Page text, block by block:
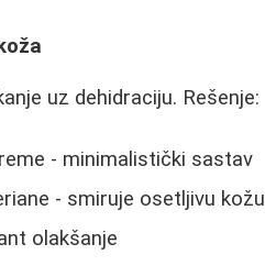
uz dehidraciju. Rešenje:
- minimalistički sastav
- smiruje osetljivu kožu
olakšanje